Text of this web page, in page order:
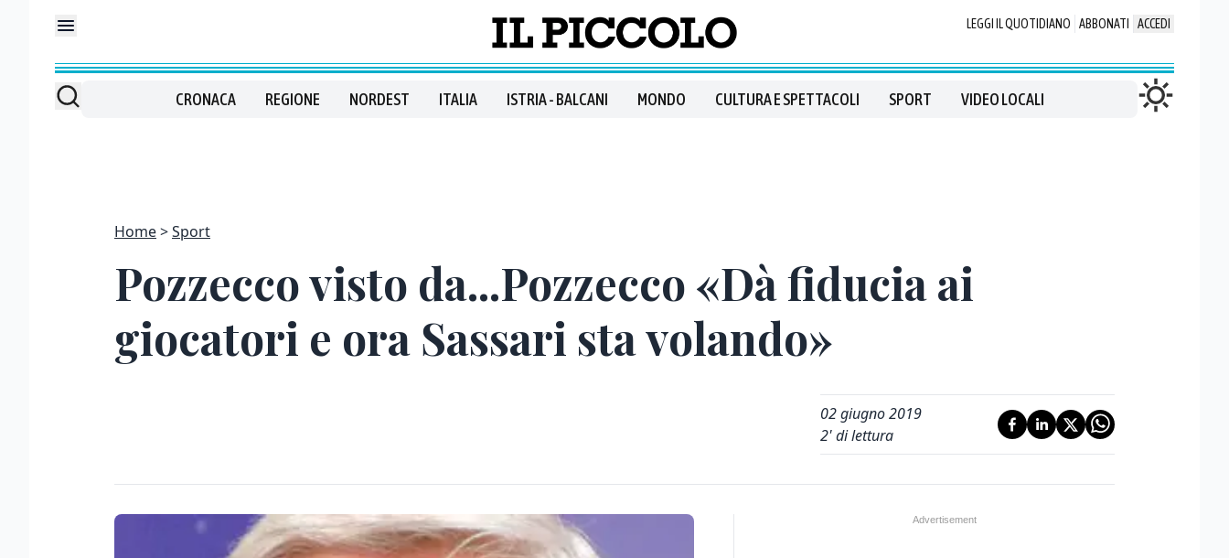
LEGGI IL QUOTIDIANO ABBONATI ACCEDI
CRONACA REGIONE NORDEST ITALIA ISTRIA - BALCANI MONDO CULTURA E SPETTACOLI SPORT VIDEO LOCALI
Home Sport
Pozzecco visto da...Pozzecco «Dà fiducia ai
giocatori e ora Sassari sta volando»
02 giugno 2019
2' di lettura